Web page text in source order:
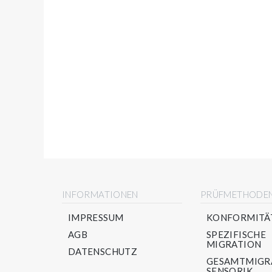
INFORMATIONEN
IMPRESSUM
AGB
DATENSCHUTZ
SPEZIFISCHE
MIGRATION